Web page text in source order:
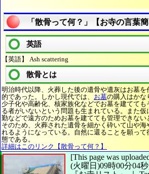
「散骨って何？」【お寺の言葉簡
英語
【英語】 Ash scattering
散骨とは
明治時代以降、火葬した後の遺骨や遺灰はお墓
的であった。しかし現代では、 お墓の購入はかな
少子化や高齢化、核家族化などでお墓を建てて
る者がいないという問題も生まれている。また
勤などで遠方のためお墓を建てても管理できない
そのため、火葬された遺骨を細かく砕いて山や
れるようになっている。自然に還ることを願って
態である。
詳細はこのリンク【散骨って何？】
[This page was
(火曜日)09時00分04